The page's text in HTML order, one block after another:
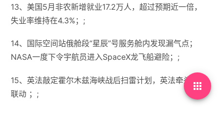
13、美国5月非农新增就业17.2万人，超过预期近一倍，
失业率维持在4.3%；;
14、国际空间站俄舱段“星辰”号服务舱内发现漏气点；
NASA一度下令宇航员进入SpaceX龙飞船避险；;
15、英法敲定霍尔木兹海峡战后扫雷计划，英法牵头15国
联动 ；;
